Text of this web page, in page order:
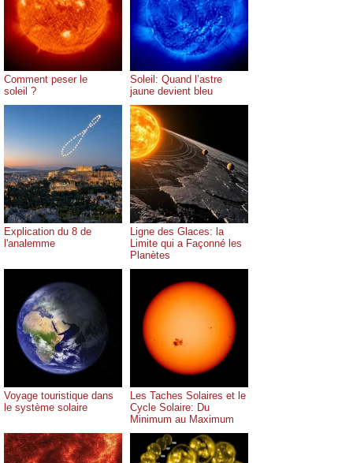
Comment peser le
soleil ?
Soleil: Quand l’astre
jaune devient bleu
Explication du 8 de
l'analemme
Ligne des Glaces: la
Limite qui a Façonné les
Planètes
Voyage touristique dans
le système solaire
Les Taches Solaires et le
Cycle Solaire: Du
Minimum au Maximum